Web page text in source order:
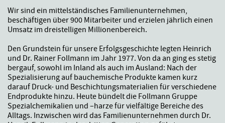
Wir sind ein mittelständisches Familienunternehmen,
beschäftigen über 900 Mitarbeiter und erzielen jährlich einen
Umsatz im dreistelligen Millionenbereich.
Den Grundstein für unsere Erfolgsgeschichte legten Heinrich
und Dr. Rainer Follmann im Jahr 1977. Von da an ging es stetig
bergauf, sowohl im Inland als auch im Ausland: Nach der
Spezialisierung auf bauchemische Produkte kamen kurz
darauf Druck- und Beschichtungsmaterialien für verschiedene
Endprodukte hinzu. Heute bündelt die Follmann Gruppe
Spezialchemikalien und –harze für vielfältige Bereiche des
Alltags. Inzwischen wird das Familienunternehmen durch Dr.